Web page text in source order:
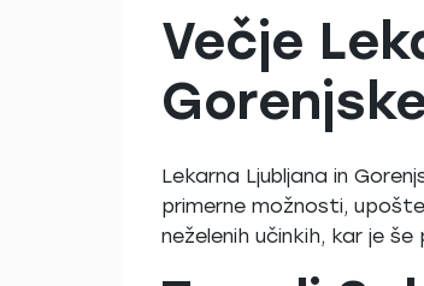
Večje
Lekarna Ljubljana in
primerne možnosti,
neželenih učinkih, kar je